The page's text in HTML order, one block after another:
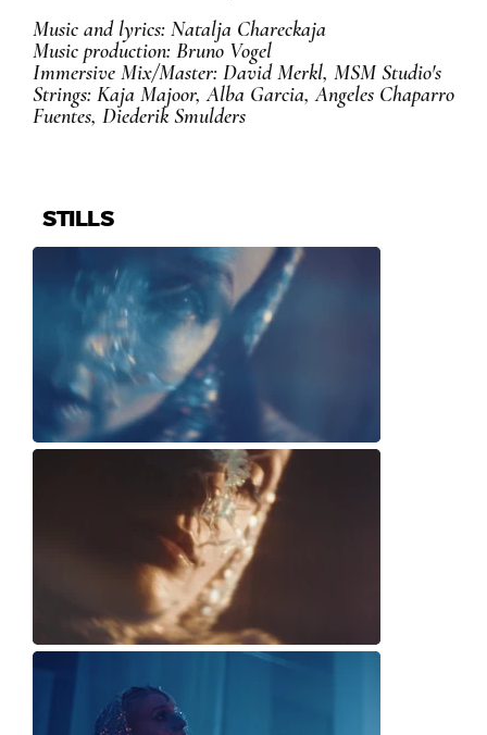
STILLS
Music and lyrics: Natalja Chareckaja
Music production: Bruno Vogel
Immersive Mix/Master: David Merkl, MSM Studio's
Strings: Kaja Majoor, Alba Garcia, Angeles Chaparro
Fuentes, Diederik Smulders